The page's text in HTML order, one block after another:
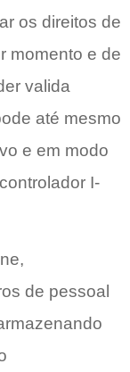
os direitos de
momento e de
valida
até mesmo
e em modo
I-
de pessoal